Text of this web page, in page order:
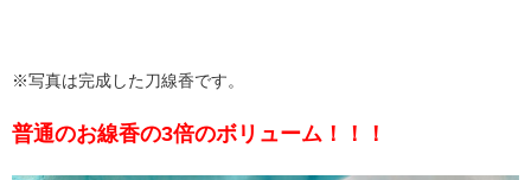
※写真は完成した刀線香です。
普通のお線香の3倍のボリューム！！！